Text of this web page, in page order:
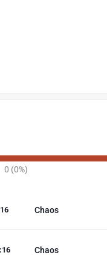
0 (0%)
Chaos
16
Chaos
:16